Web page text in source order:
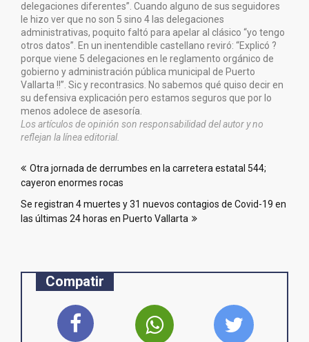
delegaciones diferentes”. Cuando alguno de sus seguidores
le hizo ver que no son 5 sino 4 las delegaciones
administrativas, poquito faltó para apelar al clásico “yo tengo
otros datos”. En un inentendible castellano reviró: “Explicó ?
porque viene 5 delegaciones en le reglamento orgánico de
gobierno y administración pública municipal de Puerto
Vallarta !!”. Sic y recontrasics. No sabemos qué quiso decir en
su defensiva explicación pero estamos seguros que por lo
menos adolece de asesoría.
Los artículos de opinión son responsabilidad del autor y no
reflejan la línea editorial.
de
entradas
Otra jornada de derrumbes en la carretera estatal 544;
cayeron enormes rocas
Se registran 4 muertes y 31 nuevos contagios de Covid-19 en
las últimas 24 horas en Puerto Vallarta
Compatir